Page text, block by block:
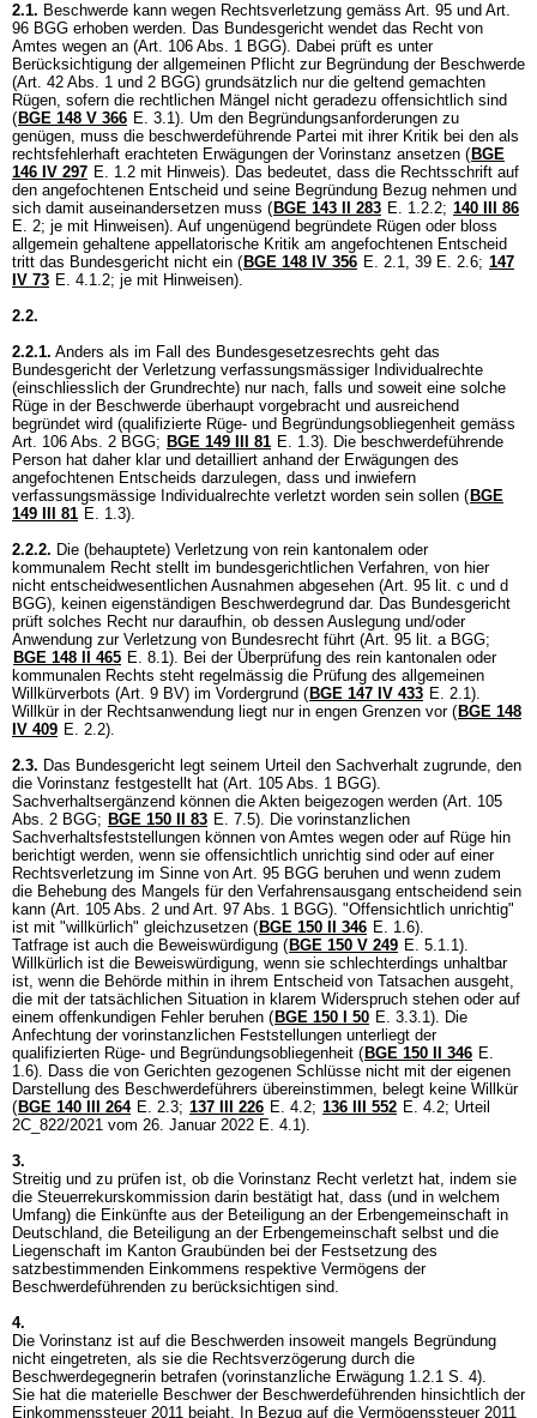
2.1. Beschwerde kann wegen Rechtsverletzung gemäss Art. 95 und Art.
96 BGG erhoben werden. Das Bundesgericht wendet das Recht von
Amtes wegen an (Art. 106 Abs. 1 BGG). Dabei prüft es unter
Berücksichtigung der allgemeinen Pflicht zur Begründung der Beschwerde
(Art. 42 Abs. 1 und 2 BGG) grundsätzlich nur die geltend gemachten
Rügen, sofern die rechtlichen Mängel nicht geradezu offensichtlich sind
( BGE 148 V 366 E. 3.1). Um den Begründungsanforderungen zu
genügen, muss die beschwerdeführende Partei mit ihrer Kritik bei den als
rechtsfehlerhaft erachteten Erwägungen der Vorinstanz ansetzen ( BGE
146 IV 297 E. 1.2 mit Hinweis). Das bedeutet, dass die Rechtsschrift auf
den angefochtenen Entscheid und seine Begründung Bezug nehmen und
sich damit auseinandersetzen muss ( BGE 143 II 283 E. 1.2.2; 140 III 86
E. 2; je mit Hinweisen). Auf ungenügend begründete Rügen oder bloss
allgemein gehaltene appellatorische Kritik am angefochtenen Entscheid
tritt das Bundesgericht nicht ein ( BGE 148 IV 356 E. 2.1, 39 E. 2.6; 147
IV 73 E. 4.1.2; je mit Hinweisen).
2.2.
2.2.1. Anders als im Fall des Bundesgesetzesrechts geht das
Bundesgericht der Verletzung verfassungsmässiger Individualrechte
(einschliesslich der Grundrechte) nur nach, falls und soweit eine solche
Rüge in der Beschwerde überhaupt vorgebracht und ausreichend
begründet wird (qualifizierte Rüge- und Begründungsobliegenheit gemäss
Art. 106 Abs. 2 BGG; BGE 149 III 81 E. 1.3). Die beschwerdeführende
Person hat daher klar und detailliert anhand der Erwägungen des
angefochtenen Entscheids darzulegen, dass und inwiefern
verfassungsmässige Individualrechte verletzt worden sein sollen ( BGE
149 III 81 E. 1.3).
2.2.2. Die (behauptete) Verletzung von rein kantonalem oder
kommunalem Recht stellt im bundesgerichtlichen Verfahren, von hier
nicht entscheidwesentlichen Ausnahmen abgesehen (Art. 95 lit. c und d
BGG), keinen eigenständigen Beschwerdegrund dar. Das Bundesgericht
prüft solches Recht nur daraufhin, ob dessen Auslegung und/oder
Anwendung zur Verletzung von Bundesrecht führt (Art. 95 lit. a BGG;
BGE 148 II 465 E. 8.1). Bei der Überprüfung des rein kantonalen oder
kommunalen Rechts steht regelmässig die Prüfung des allgemeinen
Willkürverbots (Art. 9 BV) im Vordergrund ( BGE 147 IV 433 E. 2.1).
Willkür in der Rechtsanwendung liegt nur in engen Grenzen vor ( BGE 148
IV 409 E. 2.2).
2.3. Das Bundesgericht legt seinem Urteil den Sachverhalt zugrunde, den
die Vorinstanz festgestellt hat (Art. 105 Abs. 1 BGG).
Sachverhaltsergänzend können die Akten beigezogen werden (Art. 105
Abs. 2 BGG; BGE 150 II 83 E. 7.5). Die vorinstanzlichen
Sachverhaltsfeststellungen können von Amtes wegen oder auf Rüge hin
berichtigt werden, wenn sie offensichtlich unrichtig sind oder auf einer
Rechtsverletzung im Sinne von Art. 95 BGG beruhen und wenn zudem
die Behebung des Mangels für den Verfahrensausgang entscheidend sein
kann (Art. 105 Abs. 2 und Art. 97 Abs. 1 BGG). "Offensichtlich unrichtig"
ist mit "willkürlich" gleichzusetzen ( BGE 150 II 346 E. 1.6).
Tatfrage ist auch die Beweiswürdigung ( BGE 150 V 249 E. 5.1.1).
Willkürlich ist die Beweiswürdigung, wenn sie schlechterdings unhaltbar
ist, wenn die Behörde mithin in ihrem Entscheid von Tatsachen ausgeht,
die mit der tatsächlichen Situation in klarem Widerspruch stehen oder auf
einem offenkundigen Fehler beruhen ( BGE 150 I 50 E. 3.3.1). Die
Anfechtung der vorinstanzlichen Feststellungen unterliegt der
qualifizierten Rüge- und Begründungsobliegenheit ( BGE 150 II 346 E.
1.6). Dass die von Gerichten gezogenen Schlüsse nicht mit der eigenen
Darstellung des Beschwerdeführers übereinstimmen, belegt keine Willkür
( BGE 140 III 264 E. 2.3; 137 III 226 E. 4.2; 136 III 552 E. 4.2; Urteil
2C_822/2021 vom 26. Januar 2022 E. 4.1).
3.
Streitig und zu prüfen ist, ob die Vorinstanz Recht verletzt hat, indem sie
die Steuerrekurskommission darin bestätigt hat, dass (und in welchem
Umfang) die Einkünfte aus der Beteiligung an der Erbengemeinschaft in
Deutschland, die Beteiligung an der Erbengemeinschaft selbst und die
Liegenschaft im Kanton Graubünden bei der Festsetzung des
satzbestimmenden Einkommens respektive Vermögens der
Beschwerdeführenden zu berücksichtigen sind.
4.
Die Vorinstanz ist auf die Beschwerden insoweit mangels Begründung
nicht eingetreten, als sie die Rechtsverzögerung durch die
Beschwerdegegnerin betrafen (vorinstanzliche Erwägung 1.2.1 S. 4).
Sie hat die materielle Beschwer der Beschwerdeführenden hinsichtlich der
Einkommenssteuer 2011 bejaht. In Bezug auf die Vermögenssteuer 2011